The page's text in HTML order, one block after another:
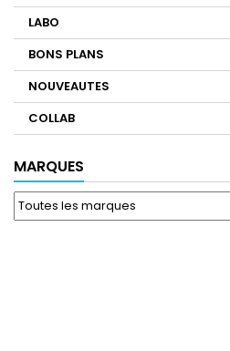
LABO
BONS PLANS
NOUVEAUTES
COLLAB
MARQUES